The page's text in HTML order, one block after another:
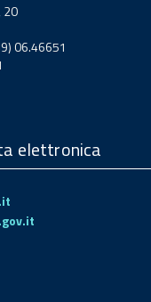
20
06.46651
elettronica